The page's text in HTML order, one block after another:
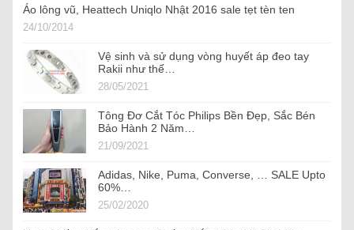
Áo lông vũ, Heattech Uniqlo Nhật 2016 sale tẹt tèn ten
24/10/2014
Vệ sinh và sử dụng vòng huyết áp đeo tay
Rakii như thế…
28/05/2021
Tông Đơ Cắt Tóc Philips Bền Đẹp, Sắc Bén
Bảo Hành 2 Năm…
21/09/2021
Adidas, Nike, Puma, Converse, … SALE Upto
60%…
25/02/2020